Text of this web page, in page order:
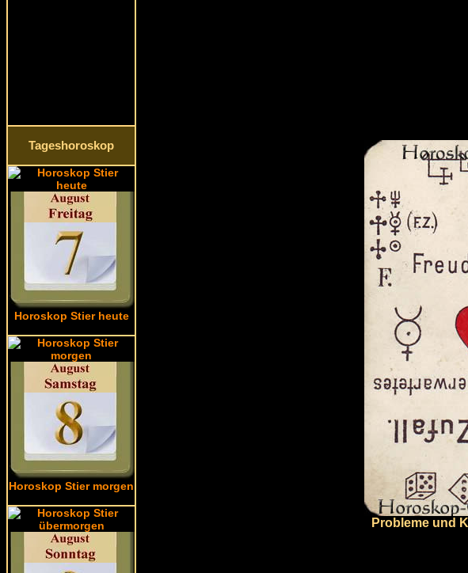
Tageshoroskop
Horoskop Stier heute
Horoskop Stier morgen
Probleme und